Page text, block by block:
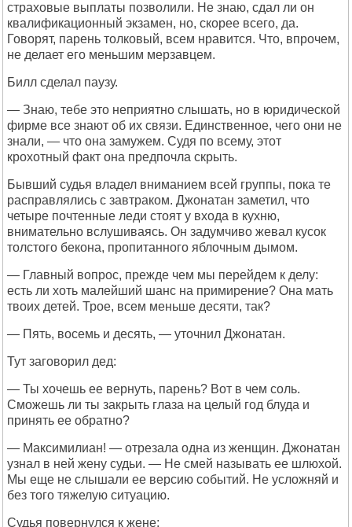
страховые выплаты позволили. Не знаю, сдал ли он
квалификационный экзамен, но, скорее всего, да.
Говорят, парень толковый, всем нравится. Что, впрочем,
не делает его меньшим мерзавцем.
Билл сделал паузу.
— Знаю, тебе это неприятно слышать, но в юридической
фирме все знают об их связи. Единственное, чего они не
знали, — что она замужем. Судя по всему, этот
крохотный факт она предпочла скрыть.
Бывший судья владел вниманием всей группы, пока те
расправлялись с завтраком. Джонатан заметил, что
четыре почтенные леди стоят у входа в кухню,
внимательно вслушиваясь. Он задумчиво жевал кусок
толстого бекона, пропитанного яблочным дымом.
— Главный вопрос, прежде чем мы перейдем к делу:
есть ли хоть малейший шанс на примирение? Она мать
твоих детей. Трое, всем меньше десяти, так?
— Пять, восемь и десять, — уточнил Джонатан.
Тут заговорил дед:
— Ты хочешь ее вернуть, парень? Вот в чем соль.
Сможешь ли ты закрыть глаза на целый год блуда и
принять ее обратно?
— Максимилиан! — отрезала одна из женщин. Джонатан
узнал в ней жену судьи. — Не смей называть ее шлюхой.
Мы еще не слышали ее версию событий. Не усложняй и
без того тяжелую ситуацию.
Судья повернулся к жене: